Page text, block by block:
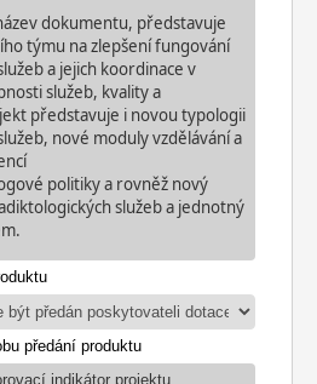
dokumentu, představuje
týmu na zlepšení fungování
a jejich koordinace v
služeb, kvality a
představuje i novou typologii
nové moduly vzdělávání a
politiky a rovněž nový
služeb a jednotný
předání produktu
indikátor projektu.